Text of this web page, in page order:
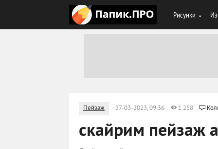
Рисунки
Пейзаж 27-03-2023, 09:36 1 258
скайрим пейзаж